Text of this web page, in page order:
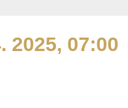
2025, 07:00